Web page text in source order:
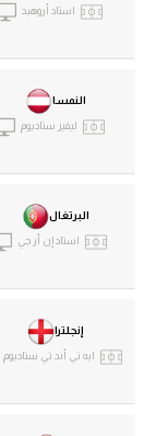
إنجلترا
ايه تي أند تي ستاديوم
البرتغال
استاد إن أر جي
النمسا
ليفيز ستاديوم
استاد أروهيد